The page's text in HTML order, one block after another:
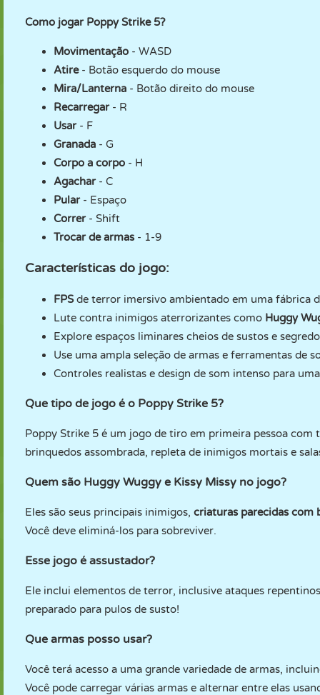
Como jogar Poppy Strike 5?
Movimentação - WASD
Atire- Botão esquerdo do mouse
Mira/Lanterna - Botão direito do mouse
Recarregar- R
Usar- F
Granada - G
Corpo a corpo - H
Agachar- C
Pular- Espaço
Correr- Shift
Trocar de armas- 1-9
Características do jogo:
FPSde terror imersivo ambientado em uma fábrica
Lute contra inimigos aterrorizantes como Huggy
Explore espaços liminares cheios de sustos e
Use uma ampla seleção de armas e ferramentas de
Controles realistas e design de som intenso para
Que tipo de jogo é o Poppy Strike 5?
Poppy Strike 5 é um jogo de tiro em primeira pessoa
brinquedos assombrada, repleta de inimigos mortais e
Quem são Huggy Wuggy e Kissy Missy no jogo?
Eles são seus principais inimigos, criaturas parecidas com
Você deve eliminá-los para sobreviver.
Esse jogo é assustador?
Ele inclui elementos de terror, inclusive ataques
preparado para pulos de susto!
Que armas posso usar?
Você terá acesso a uma grande variedade de armas,
Você pode carregar várias armas e alternar entre elas